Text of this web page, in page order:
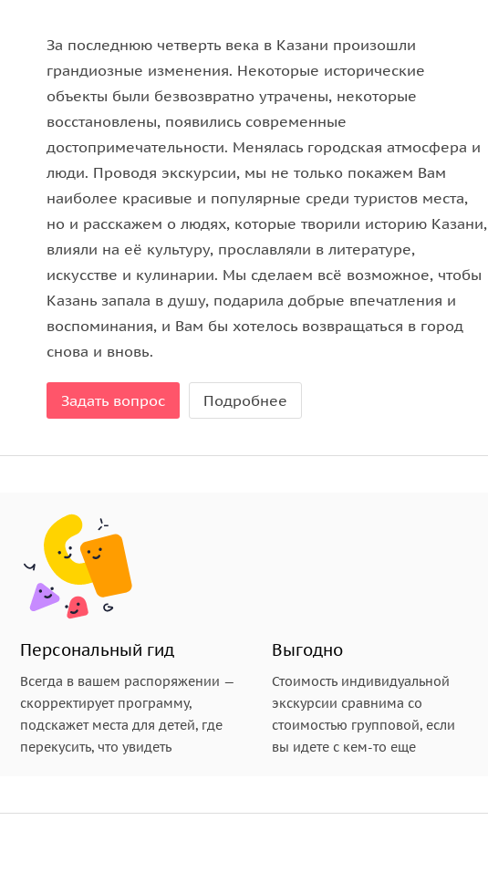
музей «Татспиртпром». Здесь представлен огромный
мясных деликатесов, сувениров и традиционной одежды. За
участие в винной дегустации!
За последнюю четверть века в Казани произошли
грандиозные изменения. Некоторые исторические
объекты были безвозвратно утрачены, некоторые
восстановлены, появились современные
достопримечательности. Менялась городская атмосфера и
люди. Проводя экскурсии, мы не только покажем Вам
наиболее красивые и популярные среди туристов места,
но и расскажем о людях, которые творили историю Казани,
влияли на её культуру, прославляли в литературе,
искусстве и кулинарии. Мы сделаем всё возможное, чтобы
Казань запала в душу, подарила добрые впечатления и
воспоминания, и Вам бы хотелось возвращаться в город
снова и вновь.
Задать вопрос Подробнее
Персональный гид
Всегда в вашем распоряжении —
скорректирует программу,
подскажет места для детей, где
перекусить, что увидеть
Выгодно
Стоимость индивидуальной
экскурсии сравнима со
стоимостью групповой, если
вы идете с кем-то еще